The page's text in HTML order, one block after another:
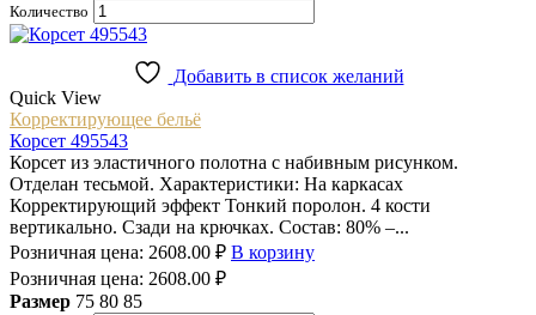
Количество
Добавить в список желаний
Quick View
Корректирующее бельё
Корсет 495543
Корсет из эластичного полотна с набивным рисунком.
Отделан тесьмой. Характеристики: На каркасах
Корректирующий эффект Тонкий поролон. 4 кости
вертикально. Сзади на крючках. Состав: 80% –...
Розничная цена: 2608.00 ₽ В корзину
Розничная цена: 2608.00 ₽
Размер 75 80 85